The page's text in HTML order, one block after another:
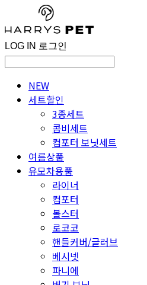
LOG IN 로그인
NEW
세트할인
3종세트
콤비세트
컴포터 보닛세트
여름상품
유모차용품
라이너
컴포터
볼스터
로코코
핸들커버/글러브
베시넷
파니에